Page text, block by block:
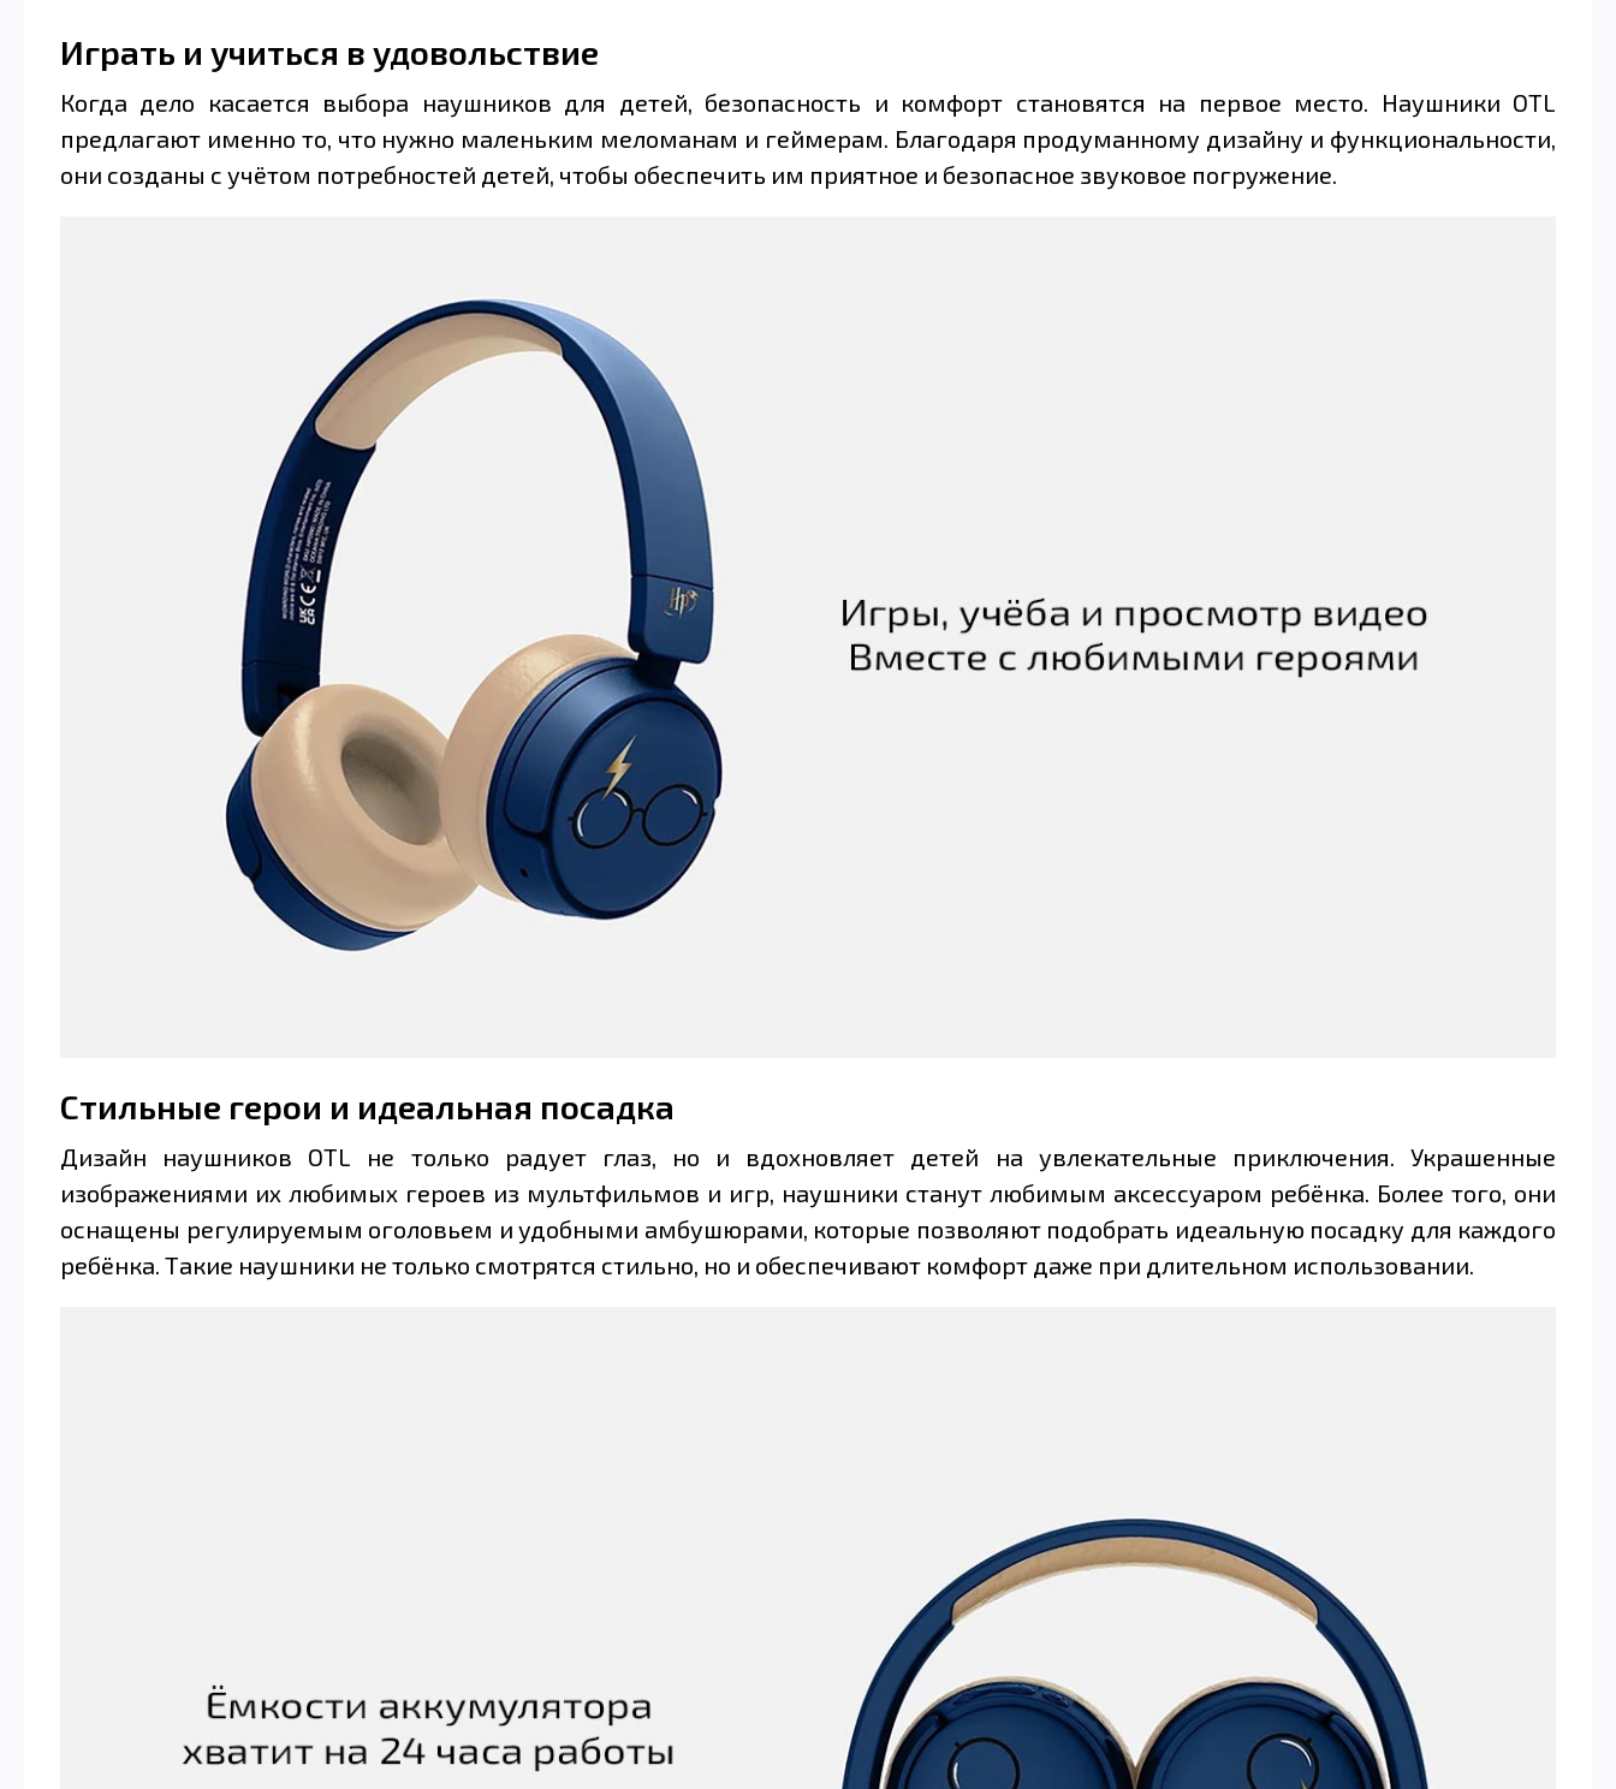
Играть и учиться в удовольствие
Когда дело касается выбора наушников для детей, безопасность и комфорт становятся на первое место. Наушники OTL
предлагают именно то, что нужно маленьким меломанам и геймерам. Благодаря продуманному дизайну и функциональности,
они созданы с учётом потребностей детей, чтобы обеспечить им приятное и безопасное звуковое погружение.
Стильные герои и идеальная посадка
Дизайн наушников OTL не только радует глаз, но и вдохновляет детей на увлекательные приключения. Украшенные
изображениями их любимых героев из мультфильмов и игр, наушники станут любимым аксессуаром ребёнка. Более того, они
оснащены регулируемым оголовьем и удобными амбушюрами, которые позволяют подобрать идеальную посадку для каждого
ребёнка. Такие наушники не только смотрятся стильно, но и обеспечивают комфорт даже при длительном использовании.